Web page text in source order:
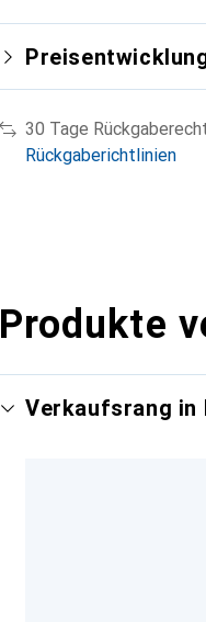
30 Tage
Rückgaberichtlinien
Produkte
Verkaufsrang in